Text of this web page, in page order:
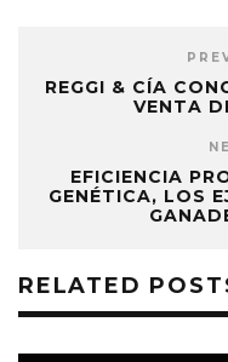
REGGI & CÍA
VENTA
EFICIENCIA
GENÉTICA, LOS
RELATED